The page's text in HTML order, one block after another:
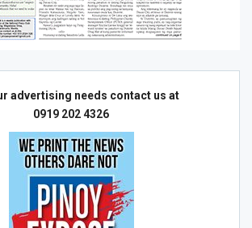
advertising needs contact us at
0919 202 4326